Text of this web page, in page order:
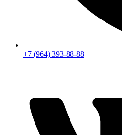
+7 (964) 393-88-88